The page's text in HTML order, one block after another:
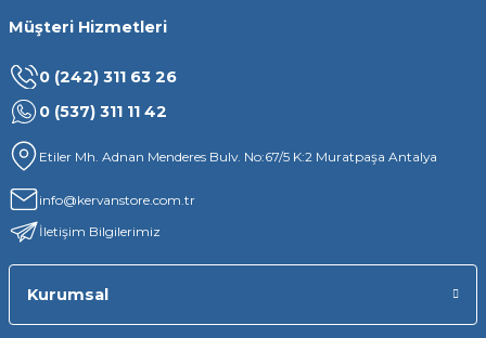
Müşteri Hizmetleri
0 (242) 311 63 26
0 (537) 311 11 42
Etiler Mh. Adnan Menderes Bulv. No:67/5 K:2 Muratpaşa Antalya
info@kervanstore.com.tr
İletişim Bilgilerimiz
Kurumsal